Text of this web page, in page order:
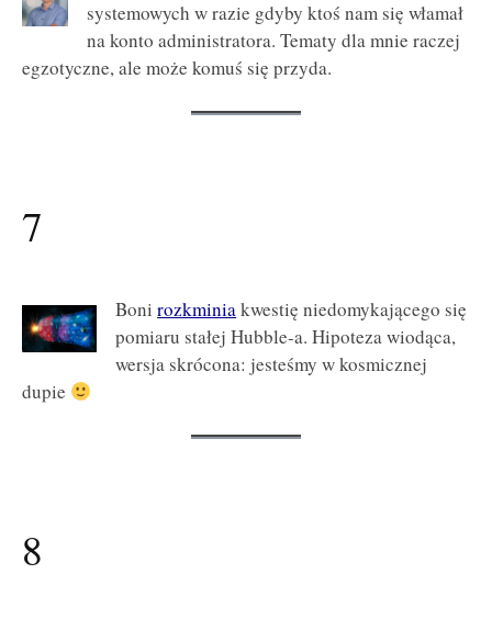
systemowych w razie gdyby ktoś nam się włamał
na konto administratora. Tematy dla mnie raczej
egzotyczne, ale może komuś się przyda.
7
Bonirozkminiakwestię niedomykającego się
pomiaru stałej Hubble-a. Hipoteza wiodąca,
wersja skrócona: jesteśmy w kosmicznej
dupie
8